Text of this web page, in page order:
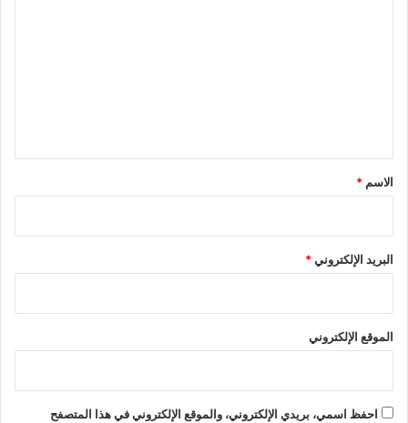
*
الاسم *
البريد الإلكتروني*
الموقع الإلكتروني
احفظ اسمي، بريدي الإلكتروني، والموقع الإلكتروني في هذا المتصفح